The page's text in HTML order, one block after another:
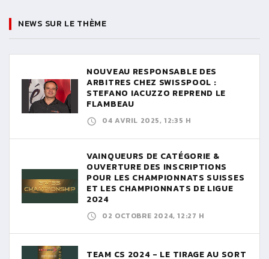
NEWS SUR LE THÈME
NOUVEAU RESPONSABLE DES
ARBITRES CHEZ SWISSPOOL :
STEFANO IACUZZO REPREND LE
FLAMBEAU
04 AVRIL 2025, 12:35 H
VAINQUEURS DE CATÉGORIE &
OUVERTURE DES INSCRIPTIONS
POUR LES CHAMPIONNATS SUISSES
ET LES CHAMPIONNATS DE LIGUE
2024
02 OCTOBRE 2024, 12:27 H
TEAM CS 2024 - LE TIRAGE AU SORT